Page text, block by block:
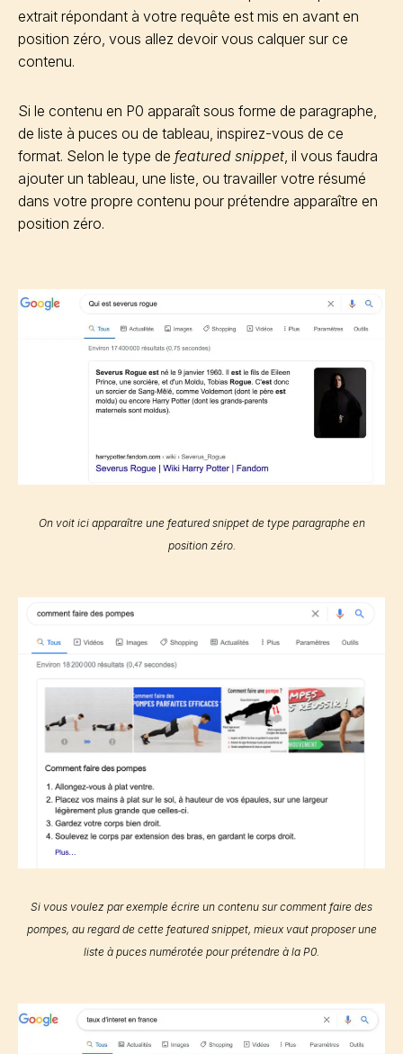
extrait répondant à votre requête est mis en avant en
position zéro, vous allez devoir vous calquer sur ce
contenu.
Si le contenu en P0 apparaît sous forme de paragraphe,
de liste à puces ou de tableau, inspirez-vous de ce
format. Selon le type de featured snippet, il vous faudra
ajouter un tableau, une liste, ou travailler votre résumé
dans votre propre contenu pour prétendre apparaître en
position zéro.
On voit ici apparaître une featured snippet de type paragraphe en
position zéro.
Si vous voulez par exemple écrire un contenu sur comment faire des
pompes, au regard de cette featured snippet, mieux vaut proposer une
liste à puces numérotée pour prétendre à la P0.